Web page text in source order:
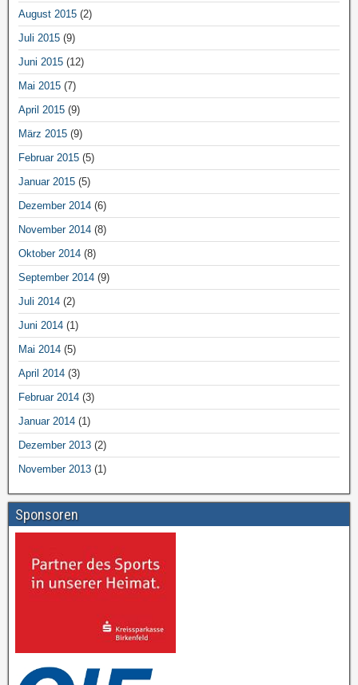
August 2015 (2)
Juli 2015 (9)
Juni 2015 (12)
Mai 2015 (7)
April 2015 (9)
März 2015 (9)
Februar 2015 (5)
Januar 2015 (5)
Dezember 2014 (6)
November 2014 (8)
Oktober 2014 (8)
September 2014 (9)
Juli 2014 (2)
Juni 2014 (1)
Mai 2014 (5)
April 2014 (3)
Februar 2014 (3)
Januar 2014 (1)
Dezember 2013 (2)
November 2013 (1)
Sponsoren